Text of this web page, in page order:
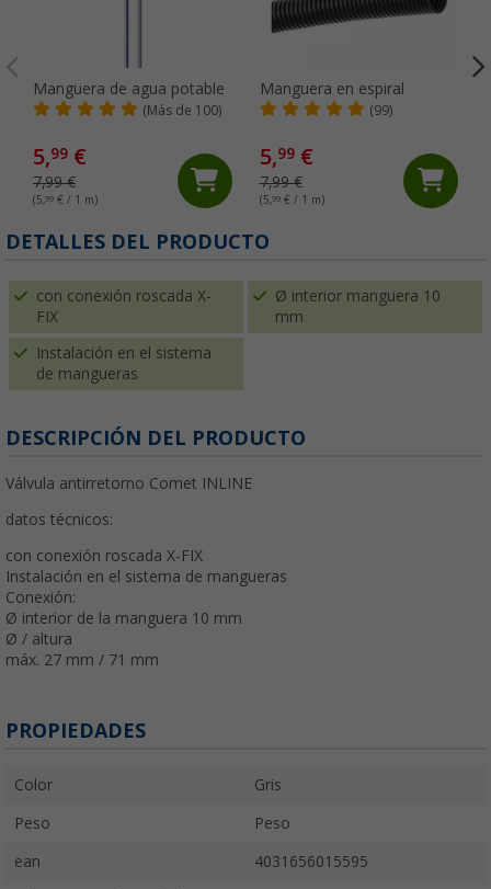
Manguera de agua potable
(Más de 100)
5,99 €
7,99 €
(5,99 € / 1 m)
Manguera en espiral
(99)
5,99€
7,99 €
(5,99€ / 1 m)
DETALLES DEL PRODUCTO
con conexión roscada X-
FIX
Ø interior manguera 10
mm
Instalación en el sistema
de mangueras
DESCRIPCIÓN DEL PRODUCTO
Válvula antirretorno Comet INLINE
datos técnicos:
con conexión roscada X-FIX
Instalación en el sistema de mangueras
Conexión:
Ø interior de la manguera 10 mm
Ø / altura
máx. 27 mm / 71 mm
PROPIEDADES
Color Gris
Peso Peso
ean 4031656015595